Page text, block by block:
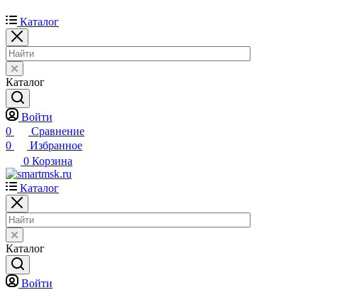
Каталог
Каталог
Войти
0
Сравнение
0
Избранное
0 Корзина
Каталог
Каталог
Войти